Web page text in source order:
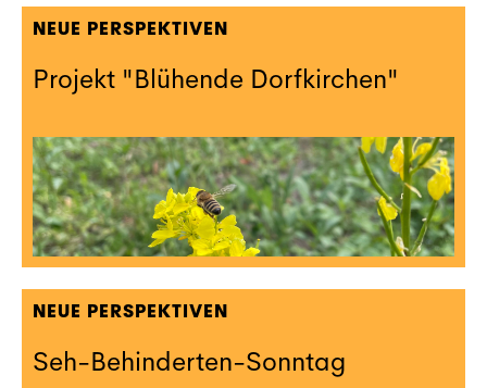
NEUE PERSPEKTIVEN
Projekt "Blühende Dorfkirchen"
NEUE PERSPEKTIVEN
Seh-Behinderten-Sonntag